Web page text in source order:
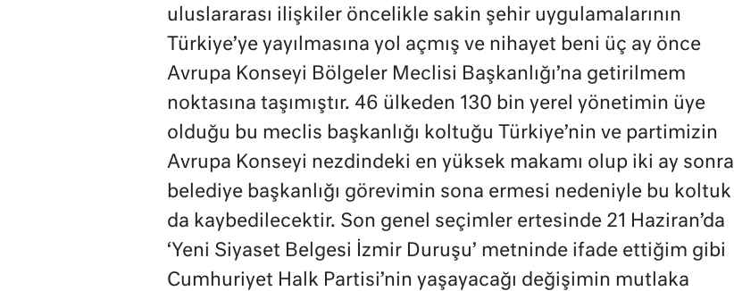
uluslararası ilişkiler öncelikle sakin şehir uygulamalarının
Türkiye’ye yayılmasına yol açmış ve nihayet beni üç ay önce
Avrupa Konseyi Bölgeler Meclisi Başkanlığı’na getirilmem
noktasına taşımıştır. 46 ülkeden 130 bin yerel yönetimin üye
olduğu bu meclis başkanlığı koltuğu Türkiye’nin ve partimizin
Avrupa Konseyi nezdindeki en yüksek makamı olup iki ay sonra
belediye başkanlığı görevimin sona ermesi nedeniyle bu koltuk
da kaybedilecektir. Son genel seçimler ertesinde 21 Haziran’da
‘Yeni Siyaset Belgesi İzmir Duruşu’ metninde ifade ettiğim gibi
Cumhuriyet Halk Partisi’nin yaşayacağı değişimin mutlaka